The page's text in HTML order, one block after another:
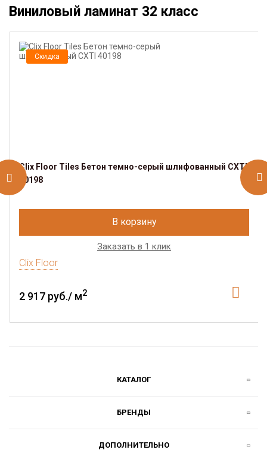
Виниловый ламинат 32 класс
Скидка
Clix Floor Tiles Бетон темно-серый шлифованный CXTI
40198
В корзину
Заказать в 1 клик
Clix Floor
2 917 руб./ м2
КАТАЛОГ
БРЕНДЫ
ДОПОЛНИТЕЛЬНО